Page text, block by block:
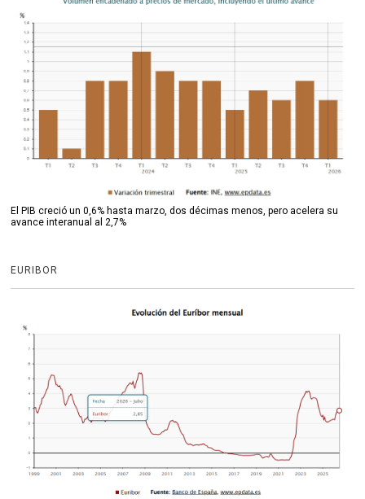
El PIB creció un 0,6% hasta marzo, dos décimas menos, pero acelera su
avance interanual al 2,7%
EURIBOR